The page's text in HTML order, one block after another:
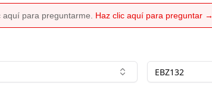
para preguntarme. Haz clic aquí para preguntar →